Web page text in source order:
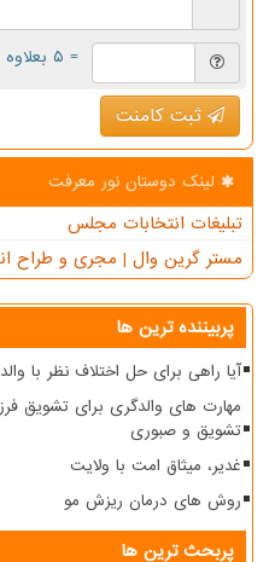
= ۵ بعلاوه ۳
ثبت کامنت
لینک دوستان نور معرفت
تبلیغات انتخابات مجلس
مستر گرین وال | مجری و طراح
پربیننده ترین ها
آیا راهی برای حل اختلاف نظر با
مهارت های والدگری برای تشویق
تشویق و صبوری
غدیر، میثاق امت با ولایت
روش های درمان ریزش مو
پربحث ترین ها